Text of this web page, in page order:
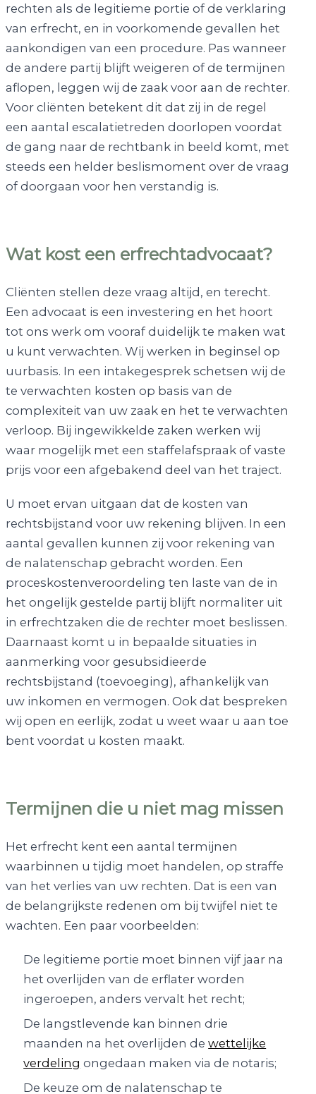
rechten als de legitieme portie of de verklaring
van erfrecht, en in voorkomende gevallen het
aankondigen van een procedure. Pas wanneer
de andere partij blijft weigeren of de termijnen
aflopen, leggen wij de zaak voor aan de rechter.
Voor cliënten betekent dit dat zij in de regel
een aantal escalatietreden doorlopen voordat
de gang naar de rechtbank in beeld komt, met
steeds een helder beslismoment over de vraag
of doorgaan voor hen verstandig is.
Wat kost een erfrechtadvocaat?
Cliënten stellen deze vraag altijd, en terecht.
Een advocaat is een investering en het hoort
tot ons werk om vooraf duidelijk te maken wat
u kunt verwachten. Wij werken in beginsel op
uurbasis. In een intakegesprek schetsen wij de
te verwachten kosten op basis van de
complexiteit van uw zaak en het te verwachten
verloop. Bij ingewikkelde zaken werken wij
waar mogelijk met een staffelafspraak of vaste
prijs voor een afgebakend deel van het traject.
U moet ervan uitgaan dat de kosten van
rechtsbijstand voor uw rekening blijven. In een
aantal gevallen kunnen zij voor rekening van
de nalatenschap gebracht worden. Een
proceskostenveroordeling ten laste van de in
het ongelijk gestelde partij blijft normaliter uit
in erfrechtzaken die de rechter moet beslissen.
Daarnaast komt u in bepaalde situaties in
aanmerking voor gesubsidieerde
rechtsbijstand (toevoeging), afhankelijk van
uw inkomen en vermogen. Ook dat bespreken
wij open en eerlijk, zodat u weet waar u aan toe
bent voordat u kosten maakt.
Termijnen die u niet mag missen
Het erfrecht kent een aantal termijnen
waarbinnen u tijdig moet handelen, op straffe
van het verlies van uw rechten. Dat is een van
de belangrijkste redenen om bij twijfel niet te
wachten. Een paar voorbeelden:
De legitieme portie moet binnen vijf jaar na
het overlijden van de erflater worden
ingeroepen, anders vervalt het recht;
De langstlevende kan binnen drie
maanden na het overlijden dewettelijke
verdeling ongedaan maken via de notaris;
De keuze om de nalatenschap te